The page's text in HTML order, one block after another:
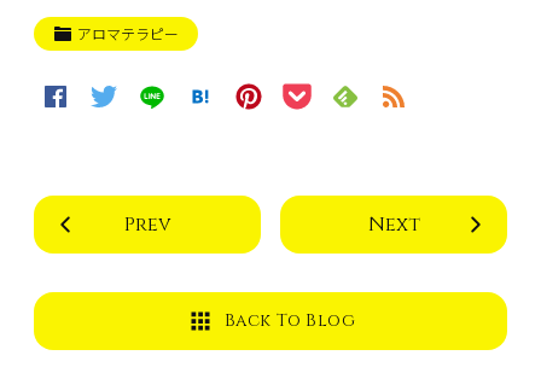
アロマテラピー
Prev Next
Back To Blog